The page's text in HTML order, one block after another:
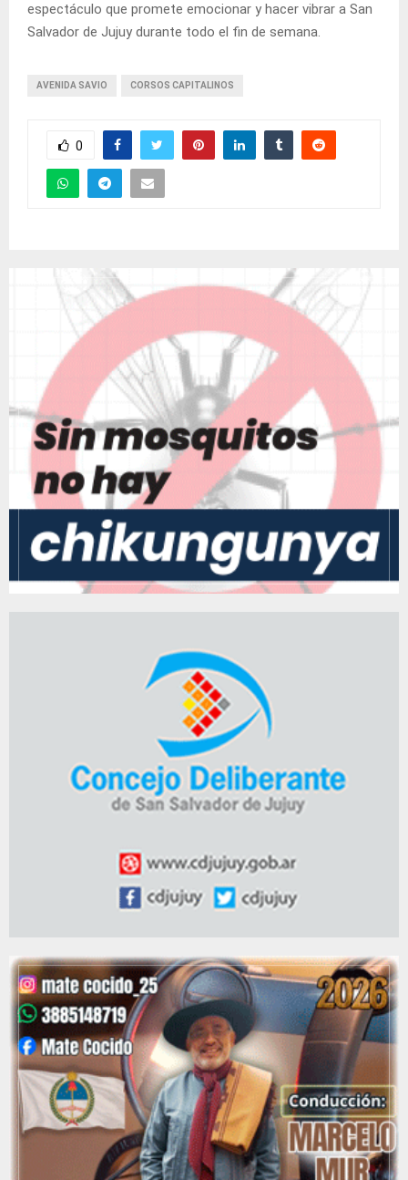
espectáculo que promete emocionar y hacer vibrar a San
Salvador de Jujuy durante todo el fin de semana.
AVENIDA SAVIO CORSOS CAPITALINOS
0